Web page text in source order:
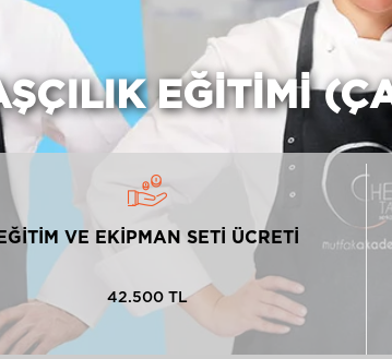
EĞITIMI
EĞİTİM VE EKİPMAN SETİ ÜCRETİ
42.500 TL